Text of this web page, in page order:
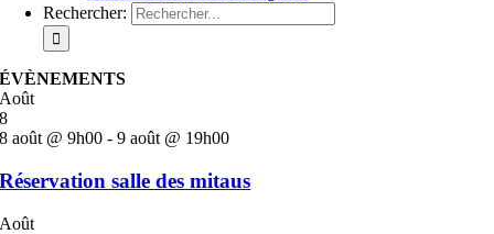
Rechercher:
ÉVÈNEMENTS
Août
8
8 août @ 9h00 -9 août @ 19h00
Réservation salle des mitaus
Août